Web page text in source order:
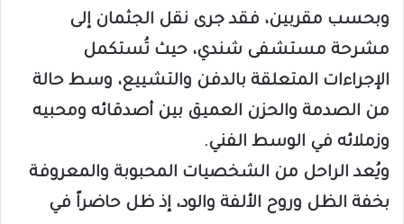
وبحسب مقربين، فقد جرى نقل الجثمان إلى
مشرحة مستشفى شندي، حيث تُستكمل
الإجراءات المتعلقة بالدفن والتشييع، وسط حالة
من الصدمة والحزن العميق بين أصدقائه ومحبيه
وزملائه في الوسط الفني.
ويُعد الراحل من الشخصيات المحبوبة والمعروفة
بخفة الظل وروح الألفة والود، إذ ظل حاضراً في